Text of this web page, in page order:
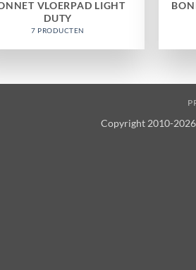
VLOERPAD LIGHT
DUTY
7 PRODUCTEN
Copyright 2010-